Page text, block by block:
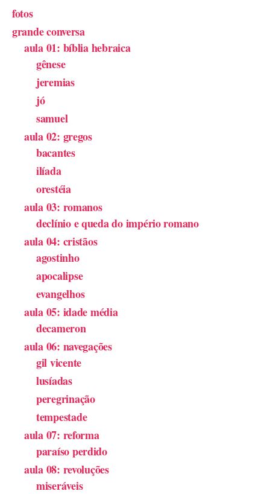
fotos
grande conversa
aula 01: bíblia hebraica
gênese
jeremias
jó
samuel
aula 02: gregos
bacantes
ilíada
orestéia
aula 03: romanos
declínio e queda do império romano
aula 04: cristãos
agostinho
apocalipse
evangelhos
aula 05: idade média
decameron
aula 06: navegações
gil vicente
lusíadas
peregrinação
tempestade
aula 07: reforma
paraíso perdido
aula 08: revoluções
miseráveis